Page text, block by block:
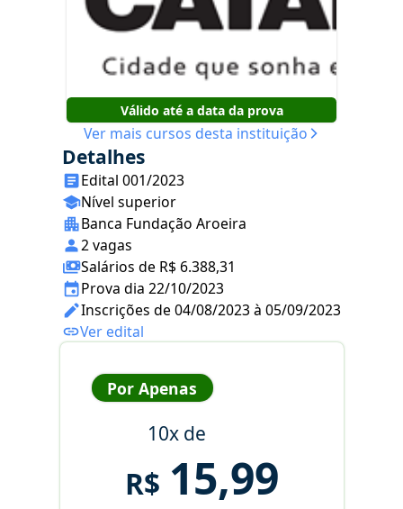
Válido até a data da prova
Ver mais cursos desta instituição
Detalhes
Edital 001/2023
Nível superior
Banca Fundação Aroeira
2 vagas
Salários de R$ 6.388,31
Prova dia 22/10/2023
Inscrições de 04/08/2023 à 05/09/2023
Ver edital
Por Apenas
10x de
R$ 15,99